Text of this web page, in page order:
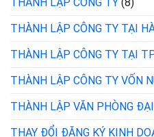
THÀNH LẬP CÔNG TY TẠI
THÀNH LẬP CÔNG TY TẠI
THÀNH LẬP CÔNG TY VỐN
THÀNH LẬP VĂN PHÒNG
THAY ĐỔI ĐĂNG KÝ KINH